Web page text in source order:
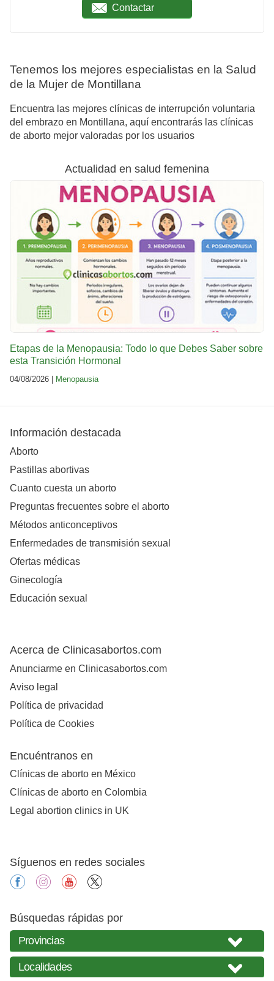
Contactar
Tenemos los mejores especialistas en la Salud
de la Mujer de Montillana
Encuentra las mejores clínicas de interrupción voluntaria
del embrazo en Montillana, aquí encontrarás las clínicas
de aborto mejor valoradas por los usuarios
Actualidad en salud femenina
Etapas de la Menopausia: Todo lo que Debes Saber sobre
esta Transición Hormonal
04/08/2026 | Menopausia
Información destacada
Aborto
Pastillas abortivas
Cuanto cuesta un aborto
Preguntas frecuentes sobre el aborto
Métodos anticonceptivos
Enfermedades de transmisión sexual
Ofertas médicas
Ginecología
Educación sexual
Acerca de Clinicasabortos.com
Anunciarme en Clinicasabortos.com
Aviso legal
Política de privacidad
Política de Cookies
Encuéntranos en
Clínicas de aborto en México
Clínicas de aborto en Colombia
Legal abortion clinics in UK
Síguenos en redes sociales
facebookinstagramyoutube
Búsquedas rápidas por